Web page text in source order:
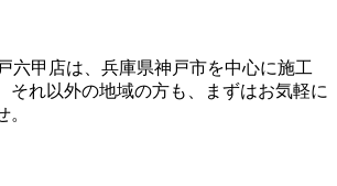
六甲店は、兵庫県神戸市を中心に施工
それ以外の地域の方も、まずはお気軽に